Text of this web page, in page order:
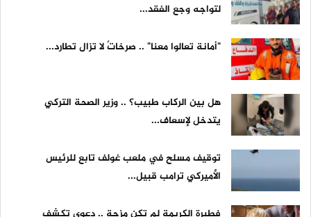
لتواجه وجع الفقد...
"أمانة تعالوا معنا" .. صرخاتٌ لا تزال تطارد...
هل بين الركاب طبيب؟ .. وزير الصحة التركي
يتدخل لإسعاف...
توقيف مسلح في ملعب غولف تابع للرئيس
الأميركي ترامب قبيل...